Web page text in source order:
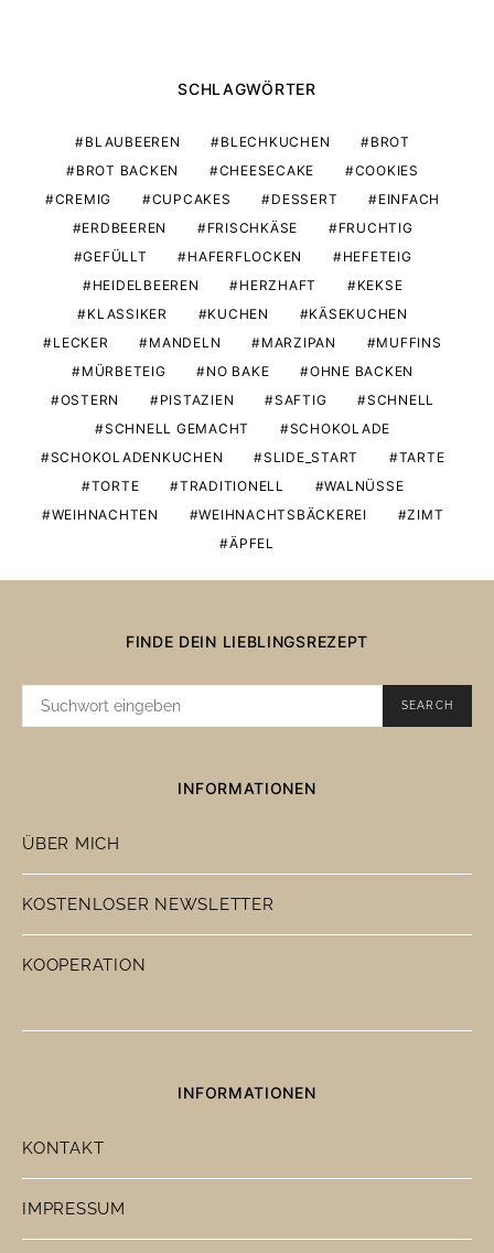
SCHLAGWÖRTER
BLAUBEEREN BLECHKUCHEN
BROT
BROT BACKEN
CHEESECAKE
COOKIES
CREMIG
CUPCAKES DESSERT
EINFACH
ERDBEEREN
FRISCHKÄSE
FRUCHTIG
GEFÜLLT
HAFERFLOCKEN
HEFETEIG
HEIDELBEEREN
HERZHAFT
KEKSE
KLASSIKER
KUCHEN
KÄSEKUCHEN
LECKER
MANDELN MARZIPAN
MUFFINS
MÜRBETEIG
NO BAKE
OHNE BACKEN
OSTERN
PISTAZIEN SAFTIG
SCHNELL
SCHNELL GEMACHT
SCHOKOLADE
SCHOKOLADENKUCHEN
SLIDE_START
TARTE
TORTE
TRADITIONELL
WALNÜSSE
WEIHNACHTEN
WEIHNACHTSBÄCKEREI
ZIMT
ÄPFEL
FINDE DEIN LIEBLINGSREZEPT
SUCHE
SEARCH
INFORMATIONEN
ÜBER MICH
KOSTENLOSER NEWSLETTER
KOOPERATION
INFORMATIONEN
KONTAKT
IMPRESSUM